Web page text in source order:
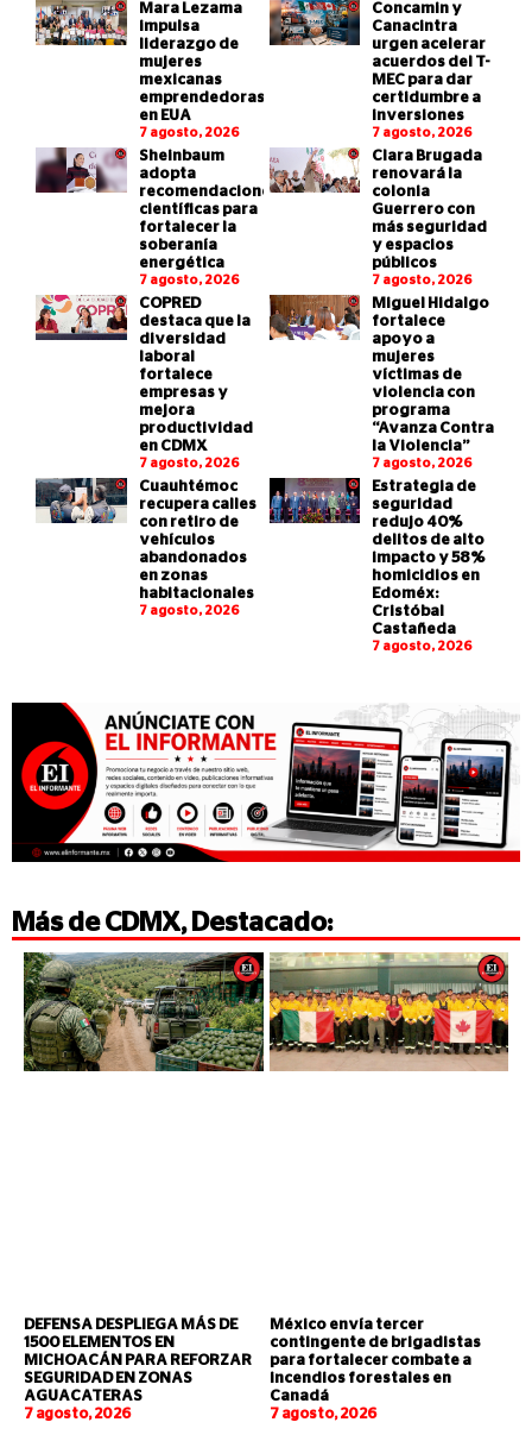
Mara Lezama
impulsa
liderazgo de
mujeres
mexicanas
emprendedoras
en EUA
7 agosto, 2026
Concamin y
Canacintra
urgen acelerar
acuerdos del T-
MEC para dar
certidumbre a
inversiones
7 agosto, 2026
Sheinbaum
adopta
recomendaciones
científicas para
fortalecer la
soberanía
energética
7 agosto, 2026
Clara Brugada
renovará la
colonia
Guerrero con
más seguridad
y espacios
públicos
7 agosto, 2026
COPRED
destaca que la
diversidad
laboral
fortalece
empresas y
mejora
productividad
en CDMX
7 agosto, 2026
Miguel Hidalgo
fortalece
apoyo a
mujeres
víctimas de
violencia con
programa
“Avanza Contra
la Violencia”
7 agosto, 2026
Cuauhtémoc
recupera calles
con retiro de
vehículos
abandonados
en zonas
habitacionales
7 agosto, 2026
Estrategia de
seguridad
redujo 40%
delitos de alto
impacto y 58%
homicidios en
Edoméx:
Cristóbal
Castañeda
7 agosto, 2026
Más deCDMX, Destacado:
DEFENSA DESPLIEGA MÁS DE
1500 ELEMENTOS EN
MICHOACÁN PARA REFORZAR
SEGURIDAD EN ZONAS
AGUACATERAS
7 agosto, 2026
México envía tercer
contingente de brigadistas
para fortalecer combate a
incendios forestales en
Canadá
7 agosto, 2026